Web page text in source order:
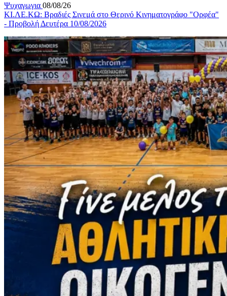
Ψυχαγωγια 08/08/26
ΚΙ.ΛΕ.ΚΩ: Βραδιές Σινεμά στο Θερινό Κινηματογράφο "Ορφέα"
- Προβολή Δευτέρα 10/08/2026